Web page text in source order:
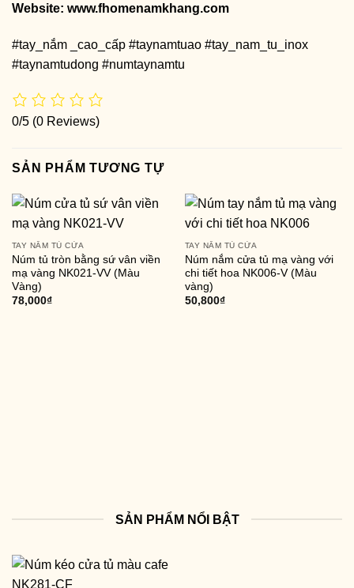
Website: www.fhomenamkhang.com
#tay_nắm _cao_cấp #taynamtuao #tay_nam_tu_inox
#taynamtudong #numtaynamtu
0/5 (0 Reviews)
SẢN PHẨM TƯƠNG TỰ
TAY NẮM TỦ CỬA
Núm tủ tròn bằng sứ vân viền
mạ vàng NK021-VV (Màu
Vàng)
78,000₫
TAY NẮM TỦ CỬA
Núm nắm cửa tủ mạ vàng với
chi tiết hoa NK006-V (Màu
vàng)
50,800₫
SẢN PHẨM NỔI BẬT